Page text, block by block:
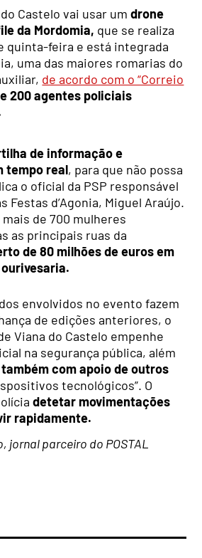
Castelo vai usar umdrone
da Mordomia, que se realiza
quinta-feira e está integrada
uma das maiores romarias do
de acordo com o “Correio
200 agentes policiais
de informação e
tempo real, para que não possa
o oficial da PSP responsável
Festas d’Agonia, Miguel Araújo.
de 700 mulheres
as principais ruas da
de 80 milhões de euros em
envolvidos no evento fazem
de edições anteriores, o
Viana do Castelo empenhe
na segurança pública, além
com apoio de outros
tecnológicos”. O
detetar movimentações
rapidamente.
jornal parceiro do POSTAL